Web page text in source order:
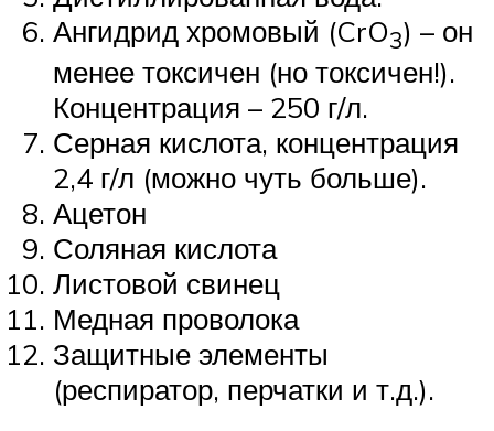
Ангидрид хромовый (CrO3) – он
менее токсичен (но токсичен!).
Концентрация – 250 г/л.
Серная кислота, концентрация
2,4 г/л (можно чуть больше).
Ацетон
Соляная кислота
Листовой свинец
Медная проволока
Защитные элементы
(респиратор, перчатки и т.д.).